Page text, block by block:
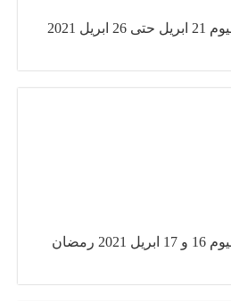
عروض نورى السعودية اليوم 21 ابريل حتى 26 ابريل 2021
عروض نورى السعودية اليوم 16 و 17 ابريل 2021 رمضان